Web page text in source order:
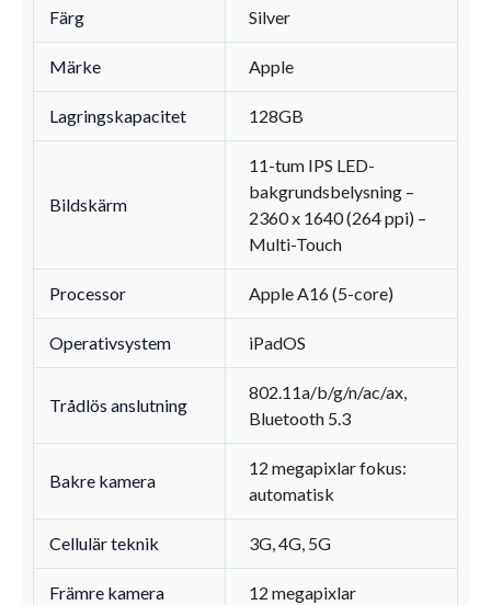
Färg Silver
Märke Apple
Lagringskapacitet 128GB
Bildskärm
11-tum IPS LED-
bakgrundsbelysning –
2360 x 1640 (264 ppi) –
Multi-Touch
Processor Apple A16 (5-core)
Operativsystem iPadOS
Trådlös anslutning
802.11a/b/g/n/ac/ax,
Bluetooth 5.3
Bakre kamera
12 megapixlar fokus:
automatisk
Cellulär teknik 3G, 4G, 5G
Främre kamera 12 megapixlar